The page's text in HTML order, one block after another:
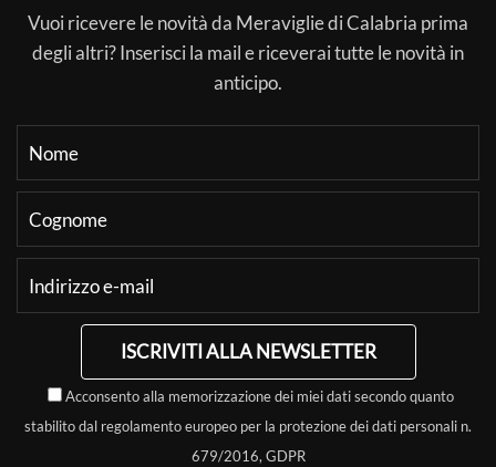
Vuoi ricevere le novità da Meraviglie di Calabria prima
degli altri? Inserisci la mail e riceverai tutte le novità in
anticipo.
ISCRIVITI ALLA NEWSLETTER
Acconsento alla memorizzazione dei miei dati secondo quanto
stabilito dal regolamento europeo per la protezione dei dati personali n.
679/2016, GDPR